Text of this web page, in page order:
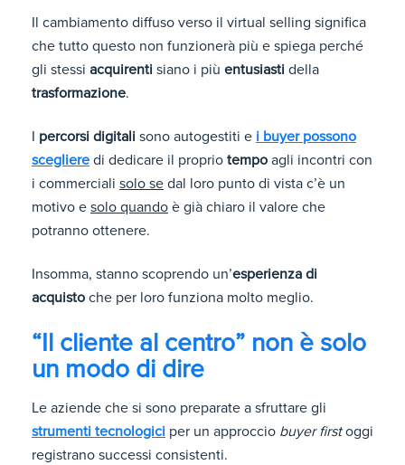
Il cambiamento diffuso verso il virtual selling significa
che tutto questo non funzionerà più e spiega perché
gli stessi acquirenti siano i più entusiasti della
trasformazione.
I percorsi digitali sono autogestiti e i buyer possono
scegliere di dedicare il proprio tempo agli incontri con
i commerciali solo se dal loro punto di vista c’è un
motivo e solo quando è già chiaro il valore che
potranno ottenere.
Insomma, stanno scoprendo un’esperienza di
acquisto che per loro funziona molto meglio.
“Il cliente al centro” non è solo
un modo di dire
Le aziende che si sono preparate a sfruttare gli
strumenti tecnologici per un approccio buyer firstoggi
registrano successi consistenti.